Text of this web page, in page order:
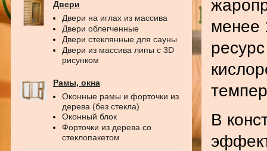
Двери
Двери на иглах из массива
Двери облегченные
Двери стеклянные для сауны
Двери из массива липы с 3D
рисунком
Рамы, окна
Оконные рамы и форточки из
дерева (без стекла)
Оконный блок
Форточки из дерева со
стеклопакетом
менее
В